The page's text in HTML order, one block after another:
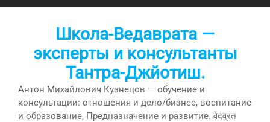
Перейти
Школа-Ведаврата —
эксперты и консультанты
Тантра-Джйотиш.
Антон Михайлович Кузнецов — обучение и
консультации: отношения и дело/бизнес, воспитание
и образование, Предназначение и развитие. वेदव्रत